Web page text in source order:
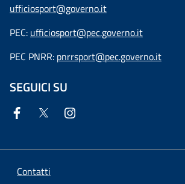
ufficiosport@governo.it
PEC: ufficiosport@pec.governo.it
PEC PNRR: pnrrsport@pec.governo.it
SEGUICI SU
Contatti